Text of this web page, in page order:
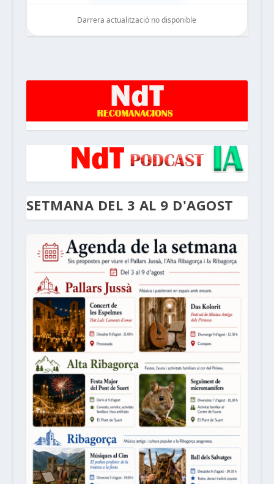
Darrera actualització no disponible
SETMANA DEL 3 AL 9 D'AGOST